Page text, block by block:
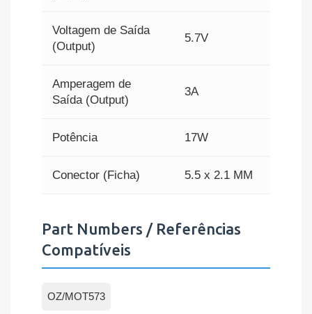
Voltagem de Saída
(Output)
5.7V
Amperagem de
Saída (Output)
3A
Potência 17W
Conector (Ficha) 5.5 x 2.1 MM
Part Numbers / Referências
Compatíveis
OZ/MOT573